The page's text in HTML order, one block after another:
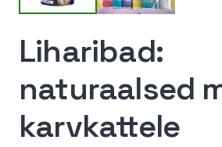
Liharibad:
naturaalsed
karvkattele